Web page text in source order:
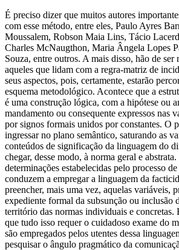
É preciso dizer que muitos autores
com esse método, entre eles, Paulo Ayres
Moussalem, Robson Maia Lins, Tácio
Charles McNaugthon, Maria Ângela Lopes
Souza, entre outros. A mais disso, hão de ser
aqueles que lidam com a regra-matriz de
seus aspectos, pois, certamente, estarão
esquema metodológico. Acontece que a
é uma construção lógica, com a hipótese ou
mandamento ou consequente expressos nas
por signos formais unidos por constantes. O
ingressar no plano semântico, saturando as
conteúdos de significação da linguagem do
chegar, desse modo, à norma geral e
determinações estabelecidas pelo processo
conduzem a empregar a linguagem da
preencher, mais uma vez, aquelas variáveis,
expediente formal da subsunção ou inclusão
território das normas individuais e concretas.
que tudo isso requer o cuidadoso exame do
são empregados pelos utentes dessa
pesquisar o ângulo pragmático da